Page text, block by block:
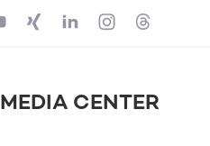
MEDIA CENTER